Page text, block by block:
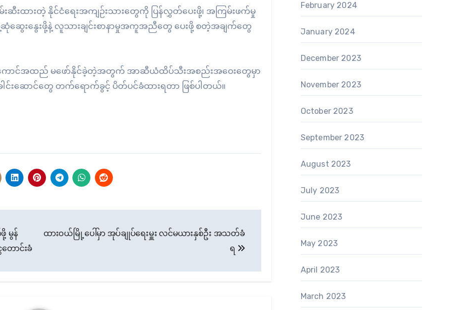
ထားတဲ့ နိုင်ငံရေးအကျဉ်းသားတွေကို ပြန်လွှတ်ပေးဖို့၊ အကြမ်းဖက်မှု
ေးနွေးဖို့နဲ့ လူသားချင်းစာနာမှုအကူအညီတွေ ပေးဖို့ စတဲ့အချက်တွေ
င်အထည် မဖော်နိုင်ခဲ့တဲ့အတွက် အာဆီယံထိပ်သီးအစည်းအဝေးတွေမှာ
ါင်းဆောင်တွေ တက်ရောက်ခွင့် ပိတ်ပင်ခံထားရတာ ဖြစ်ပါတယ်။
မွန်
ောင်းခံ
ထားဝယ်မြို့ပေါ်မှာ အုပ်ချုပ်ရေးမှူး လင်မယားနှစ်ဦး အသတ်ခံ
ရ
February 2024
January 2024
December 2023
November 2023
October 2023
September 2023
August 2023
July 2023
June 2023
May 2023
April 2023
March 2023